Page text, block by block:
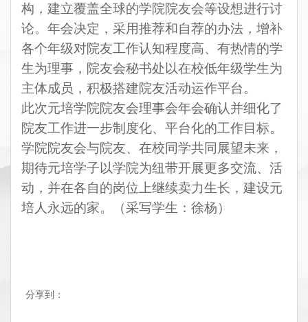
构，建立覆盖全球的学院院友会等设想进行讨
论。年会决定，采用推荐和自荐的办法，增补
各个年级对院友工作认知程度高、有热情的学
生为理事，院友会秘书处以在校低年级学生为
主体成员，积极搭建院友活动运作平台。
此次元培学院院友会理事会年会确认并细化了
院友工作进一步制度化、平台化的工作目标。
学院院友会与院友、在校同学共同展望未来，
期待元培学子以学院为纽带开展更多交流、活
动，并在各自的岗位上继续卖力生长，建设元
培人永远的家。（采写学生：徐杨）
分享到：